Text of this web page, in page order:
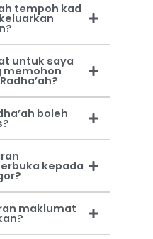
tempoh kad
untuk saya
memohon
boleh
kepada
maklumat